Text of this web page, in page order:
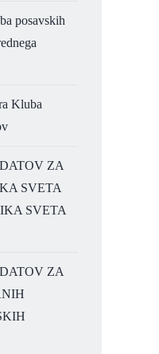
posavskih
Kluba
ZA
SVETA
SVETA
ZA